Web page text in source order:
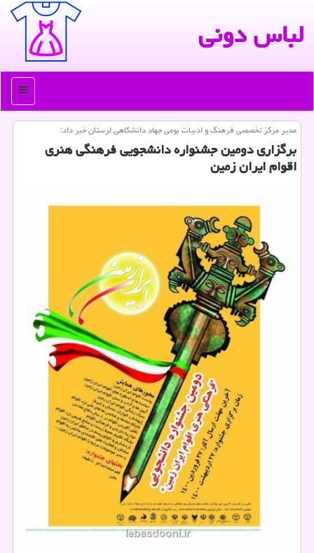
لباس دونی
منو
مدیر مركز تخصصی فرهنگ و ادبیات بومی جهاد دانشگاهی لرستان خبر داد:
برگزاری دومین جشنواره دانشجویی فرهنگی هنری
اقوام ایران زمین